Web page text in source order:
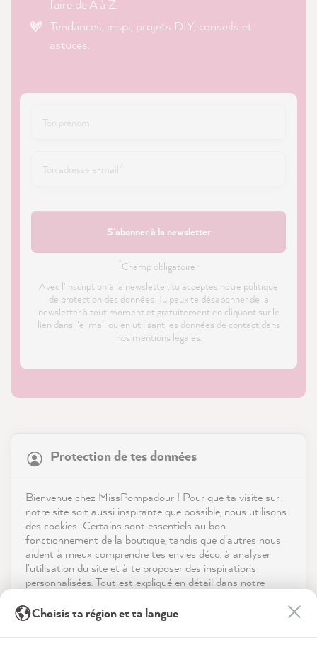
faire de A à Z.
Tendances, inspi, projets DIY, conseils et
astuces.
S'abonner à la newsletter
Champ obligatoire ·
Avec l'inscription à la newsletter, tu acceptes notre politique
de protection des données. Tu peux te désabonner de la
newsletter à tout moment et gratuitement en cliquant sur le
lien dans l'e-mail ou en utilisant les données de contact dans
nos mentions légales.
Boutique
Service
Contact
Télécharger l'appli
Les médias sociaux
Protection de tes données
Bienvenue chez MissPompadour ! Pour que ta visite sur
notre site soit aussi inspirante que possible, nous utilisons
des cookies.. Certains sont essentiels au bon
fonctionnement de la boutique, tandis que d'autres nous
aident à mieux comprendre tes envies déco, à analyser
l'utilisation du site et à te proposer des inspirations
personnalisées. Tout est expliqué en détail dans notre
En cliquant sur « Tout accepter », tu nous autorises à
peaufiner ton expérience avec nous. Pas d'inquiétude, tu
reviews-io
Client vérifié
Zum Versiegeln - MissPompadour Versiegelung
Choisis ta région et ta langue